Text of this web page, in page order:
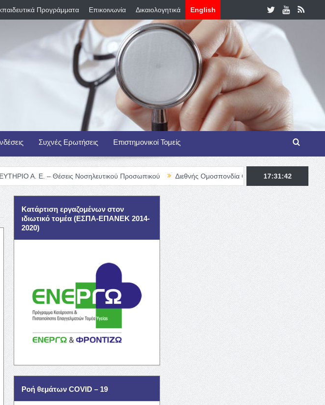
Προγράμματα Επικοινωνία Δικαιολογητικά English
Συχνές Ερωτήσεις Επιστημονικοί Τομείς
Θέσεις Νοσηλευτικού Προσωπικού Διεθνής Ομοσπονδία Θαλασσαιμίας – TIF Fellowship
17:31:43
Κατάρτιση εργαζομένων στον
ιδιωτικό τομέα (ΕΣΠΑ-ΕΠΑΝΕΚ 2014-
2020)
Ροή θεμάτων COVID – 19